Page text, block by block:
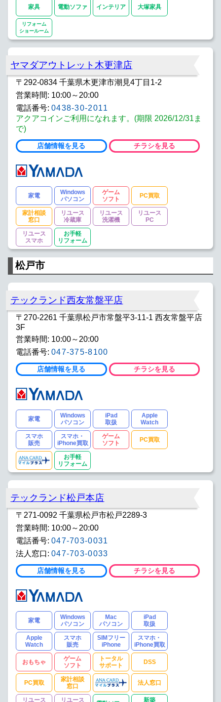
家具 電動ソファ インテリア 大塚家具
リフォーム
ショールーム
ヤマダアウトレット木更津店
〒292-0834 千葉県木更津市潮見4丁目1-2
営業時間: 10:00～20:00
電話番号: 0438-30-2011
アクアコインご利用になれます。(期限 2026/12/31ま
で)
店舗情報を見る チラシを見る
家電
Windows
パソコン
ゲーム
ソフト
PC買取
家計相談
窓口
リユース
冷蔵庫
リユース
洗濯機
リユース
PC
リユース
スマホ
お手軽
リフォーム
松戸市
テックランド西友常盤平店
〒270-2261 千葉県松戸市常盤平3-11-1 西友常盤平店
3F
営業時間: 10:00～20:00
電話番号: 047-375-8100
店舗情報を見る チラシを見る
家電
Windows
パソコン
iPad
取扱
Apple
Watch
スマホ
販売
スマホ・
iPhone買取
ゲーム
ソフト
PC買取
お手軽
リフォーム
テックランド松戸本店
〒271-0092 千葉県松戸市松戸2289-3
営業時間: 10:00～20:00
電話番号: 047-703-0031
法人窓口: 047-703-0033
店舗情報を見る チラシを見る
家電
Windows
パソコン
Mac
パソコン
iPad
取扱
Apple
Watch
スマホ
販売
SIMフリー
iPhone
スマホ・
iPhone買取
おもちゃ
ゲーム
ソフト
トータル
サポート
DSS
PC買取
家計相談
窓口
法人窓口
リユース リユース 新築